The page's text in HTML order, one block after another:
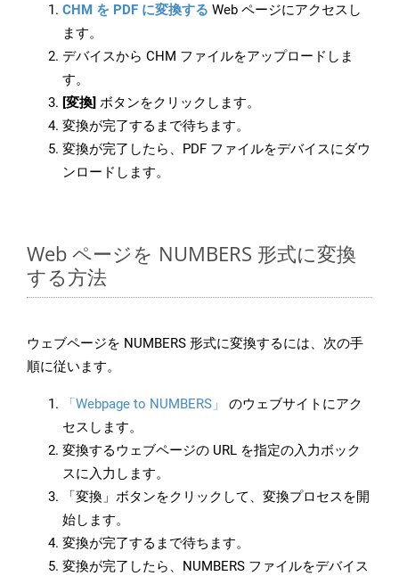
CHM を PDF に変換する Web ページにアクセスし
ます。
デバイスから CHM ファイルをアップロードしま
す。
[変換] ボタンをクリックします。
変換が完了するまで待ちます。
変換が完了したら、PDF ファイルをデバイスにダウ
ンロードします。
Web ページを NUMBERS 形式に変換
する方法
ウェブページを NUMBERS 形式に変換するには、次の手
順に従います。
「Webpage to NUMBERS」
のウェブサイトにアク
セスします。
変換するウェブページの URL を指定の入力ボック
スに入力します。
「変換」ボタンをクリックして、変換プロセスを開
始します。
変換が完了するまで待ちます。
変換が完了したら、NUMBERS ファイルをデバイス